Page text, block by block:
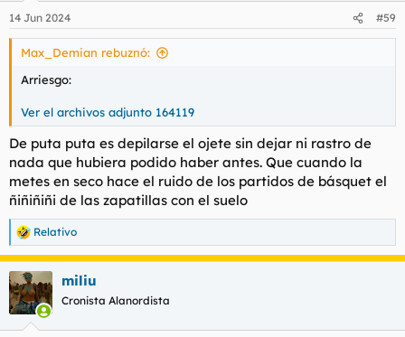
14 Jun 2024 #59
Max_Demian rebuznó:
Arriesgo:
Ver el archivos adjunto 164119
De puta puta es depilarse el ojete sin dejar ni rastro de
nada que hubiera podido haber antes. Que cuando la
metes en seco hace el ruido de los partidos de básquet el
ñiñiñiñi de las zapatillas con el suelo
R
e
a
c
c
i
Relativo
miliu
Cronista Alanordista